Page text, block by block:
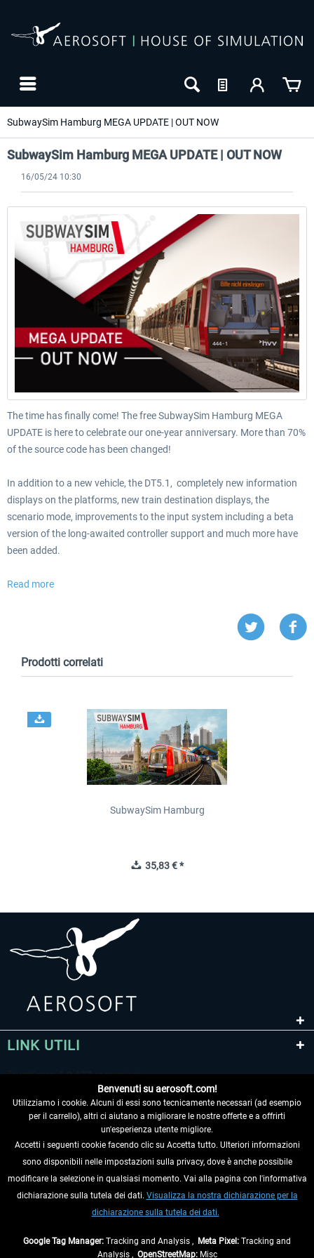
SubwaySim Hamburg MEGA UPDATE | OUT NOW
SubwaySim Hamburg MEGA UPDATE | OUT NOW
16/05/24 10:30
The time has finally come! The free SubwaySim Hamburg MEGA
UPDATE is here to celebrate our one-year anniversary. More than 70%
of the source code has been changed!
In addition to a new vehicle, the DT5.1, completely new information
displays on the platforms, new train destination displays, the
scenario mode, improvements to the input system including a beta
version of the long-awaited controller support and much more have
been added.
Read more
Prodotti correlati
SubwaySim Hamburg
35,83 € *
LINK UTILI
RECEDERE DAL CONTRATTO
INFORMAZIONI
Benvenuti su aerosoft.com!
Utilizziamo i cookie. Alcuni di essi sono tecnicamente necessari (ad esempio
per il carrello), altri ci aiutano a migliorare le nostre offerte e a offrirti
un'esperienza utente migliore.
Accetti i seguenti cookie facendo clic su Accetta tutto. Ulteriori informazioni
sono disponibili nelle impostazioni sulla privacy, dove è anche possibile
modificare la selezione in qualsiasi momento. Vai alla pagina con l'informativa
dichiarazione sulla tutela dei dati. Visualizza la nostra dichiarazione per la
dichiarazione sulla tutela dei dati.
Google Tag Manager: Tracking and Analysis , Meta Pixel: Tracking and
Analysis , OpenStreetMap:Misc